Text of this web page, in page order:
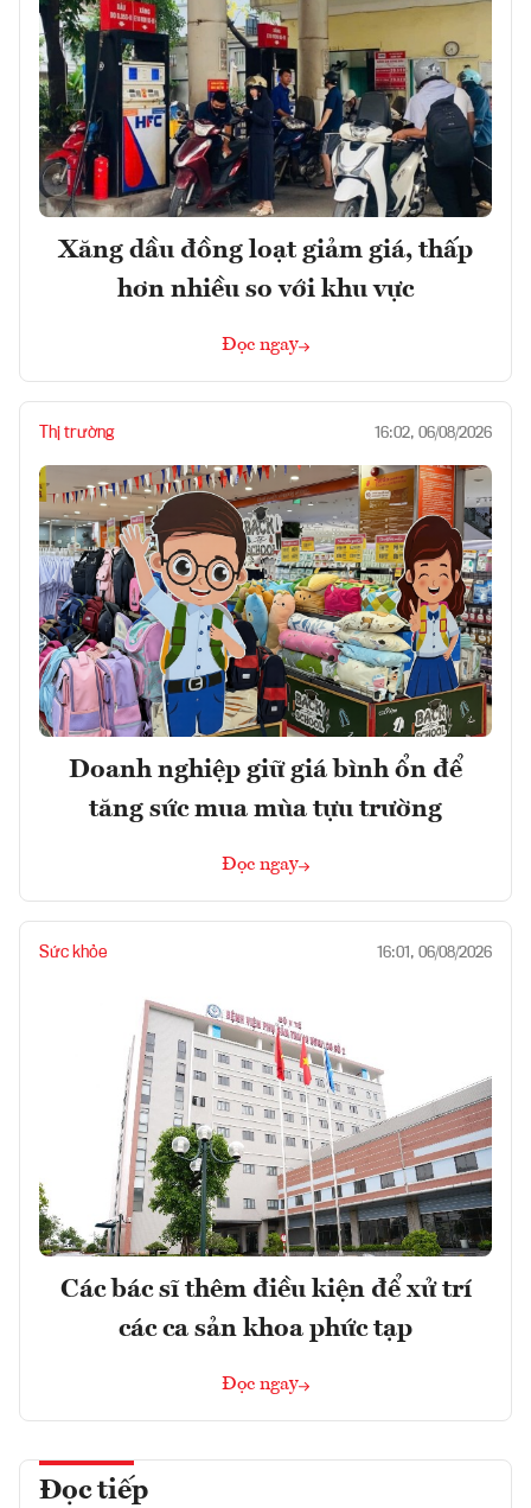
Xăng dầu đồng loạt giảm giá, thấp
hơn nhiều so với khu vực
Đọc ngay
Thị trường 16:02, 06/08/2026
Doanh nghiệp giữ giá bình ổn để
tăng sức mua mùa tựu trường
Đọc ngay
Sức khỏe 16:01, 06/08/2026
Các bác sĩ thêm điều kiện để xử trí
các ca sản khoa phức tạp
Đọc ngay
Đọc tiếp